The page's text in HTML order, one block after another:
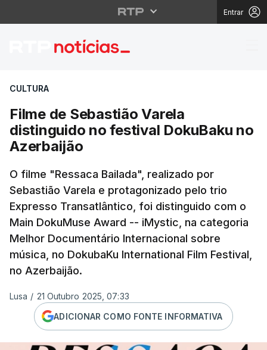
Entrar
Filme de Sebastião
CULTURA
Filme de Sebastião Varela
distinguido no festival DokuBaku no
Azerbaijão
O filme "Ressaca Bailada", realizado por
Sebastião Varela e protagonizado pelo trio
Expresso Transatlântico, foi distinguido com o
Main DokuMuse Award -- iMystic, na categoria
Melhor Documentário Internacional sobre
música, no DokubaKu International Film Festival,
no Azerbaijão.
Lusa / 21 Outubro 2025, 07:33
ADICIONAR COMO FONTE INFORMATIVA